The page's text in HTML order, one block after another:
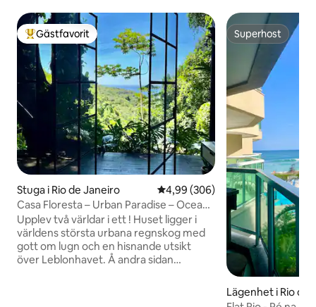
Populär gästfavorit
Gästfavorit
Stuga i Rio de Janeiro 4,99 av 5 i genomsnittligt
4,99 (306)
Casa Floresta – Urban Paradise – Ocean
View
Upplev två världar i ett ! Huset ligger i
världens största urbana regnskog med
gott om lugn och en hisnande utsikt
över Leblonhavet. Å andra sidan
Superhost
Superhost
Lägenhet i Rio de